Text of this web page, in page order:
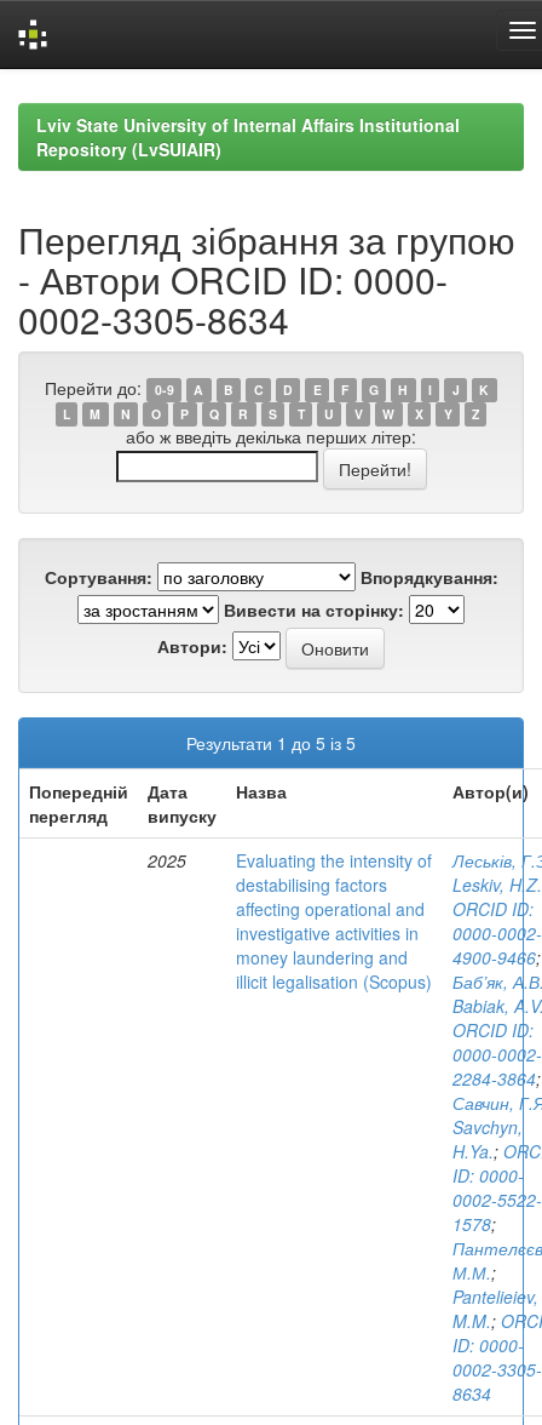
navigationLviv State University of Internal Affairs Institutional
Repository (LvSUIAIR)
Перегляд зібрання за групою
- Автори ORCID ID: 0000-
0002-3305-8634
Перейти до: 0-9 A B C D E F G H I J
K
L
M N O P Q R S T U V W X Y Z
або ж введіть декілька перших літер:
Сортування:
Впорядкування:
Вивести на сторінку:
Автори:
Результати 1 до 5 із 5
Попередній
перегляд
Дата
випуску
Назва Автор(и)
2025
Evaluating the intensity of
destabilising factors
affecting operational and
investigative activities in
money laundering and
illicit legalisation (Scopus)
Леськів,
Leskiv, H.Z.
ORCID ID:
0000-0002-
4900-9466;
Баб’як,
Babiak,
ORCID ID:
0000-0002-
2284-3864;
Савчин,
Savchyn,
H.Ya.;
ID: 0000-
0002-5522-
1578;
М.М.;
Pantelieiev,
M.M.;
ID: 0000-
0002-3305-
8634